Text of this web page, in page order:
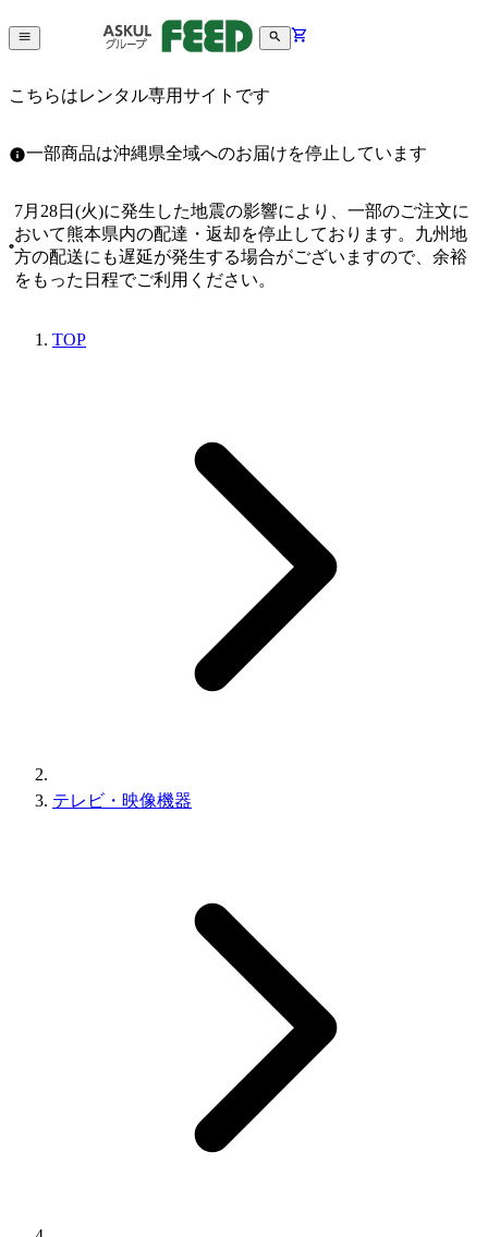
こちらはレンタル専用サイトです
一部商品は沖縄県全域へのお届けを停止しています
7月28日(火)に発生した地震の影響により、一部のご注文に
おいて熊本県内の配達・返却を停止しております。九州地
方の配送にも遅延が発生する場合がございますので、余裕
をもった日程でご利用ください。
TOP
テレビ・映像機器